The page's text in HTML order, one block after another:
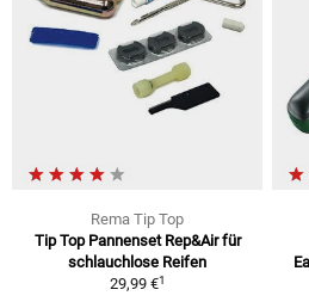
Rema Tip Top
Tip Top Pannenset Rep&Air für
schlauchlose Reifen
29,99 €1